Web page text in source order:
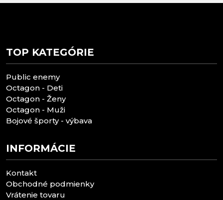
TOP KATEGÓRIE
Public enemy
Octagon - Deti
Octagon - Ženy
Octagon - Muži
Bojové športy - výbava
INFORMÁCIE
Kontakt
Obchodné podmienky
Vrátenie tovaru